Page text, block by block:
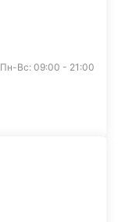
Пн-Вс: 09:00 - 21:00